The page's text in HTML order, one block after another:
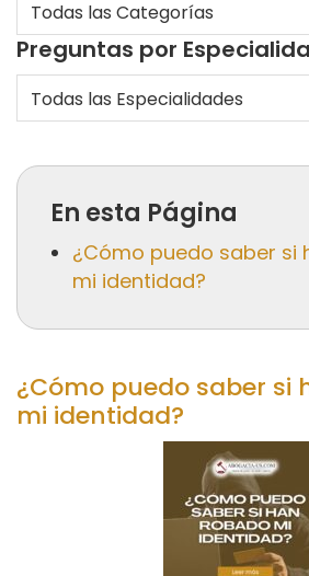
Preguntas por
En esta Página
¿Cómo puedo saber si
mi identidad?
¿Cómo puedo saber si
mi identidad?